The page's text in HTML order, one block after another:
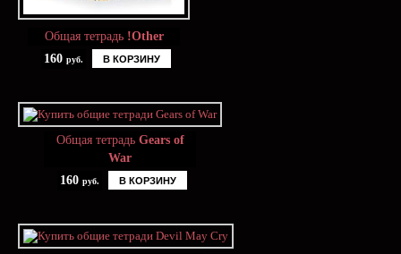
Общая тетрадь !Other
160 руб. В КОРЗИНУ
Общая тетрадь Gears of
War
160 руб. В КОРЗИНУ